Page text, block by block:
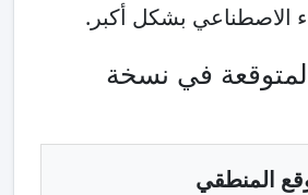
الاصطناعي بشكل أكبر.
في نسخة
المنطقي